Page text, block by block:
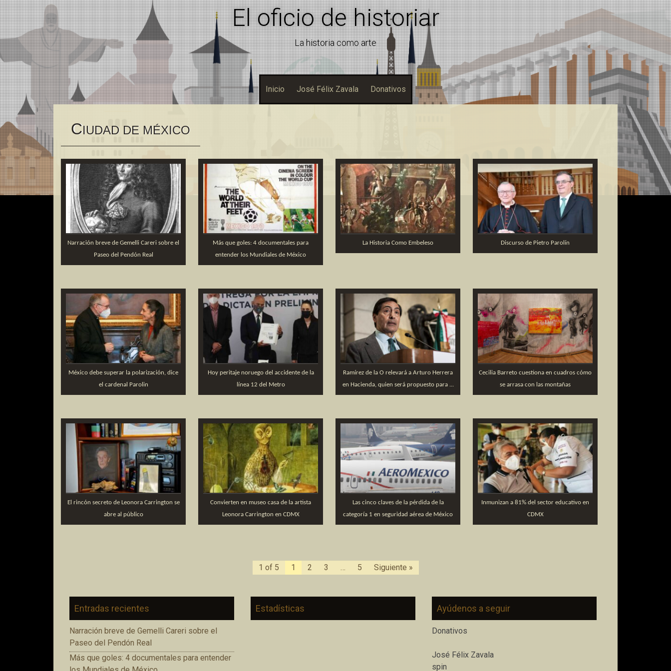
El oficio de historiar
La historia como arte
Inicio José Félix Zavala Donativos
CIUDAD DE MÉXICO
Narración breve de Gemelli Careri sobre el
Paseo del Pendón Real
Más que goles: 4 documentales para
entender los Mundiales de México
La Historia Como Embeleso Discurso de Pietro Parolín
México debe superar la polarización, dice
el cardenal Parolin
Hoy peritaje noruego del accidente de la
línea 12 del Metro
Ramírez de la O relevará a Arturo Herrera
en Hacienda, quien será propuesto para ...
Cecilia Barreto cuestiona en cuadros cómo
se arrasa con las montañas
El rincón secreto de Leonora Carrington se
abre al público
Convierten en museo casa de la artista
Leonora Carrington en CDMX
Las cinco claves de la pérdida de la
categoría 1 en seguridad aérea de México
Inmunizan a 81% del sector educativo en
CDMX
1 of 5 1 2 3 … 5 Siguiente »
Entradas recientes
Narración breve de Gemelli Careri sobre el
Paseo del Pendón Real
Más que goles: 4 documentales para entender
Estadísticas Ayúdenos a seguir
Donativos
José Félix Zavala
spin